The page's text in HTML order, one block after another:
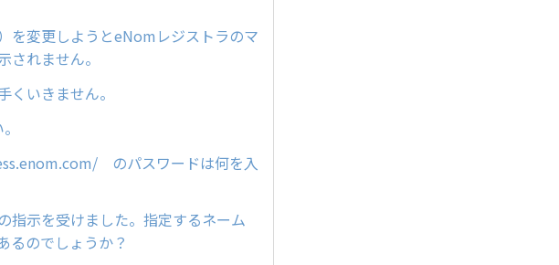
を変更しようとeNomレジストラのマ
れません。
いきません。
のパスワードは何を入
指示を受けました。指定するネーム
るのでしょうか？